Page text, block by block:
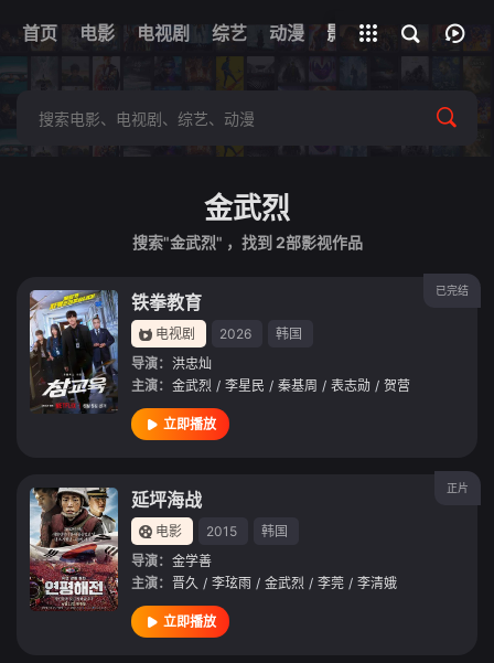
首页 电影 电视剧 综艺 动漫 影视
全部影片
金武烈
搜索"金武烈" ，找到 2部影视作品
已完结
铁拳教育
电视剧 2026
韩国
导演： 洪忠灿
主演： 金武烈 / 李星民 / 秦基周 / 表志勋 / 贺营
立即播放
正片
延坪海战
电影 2015
韩国
导演： 金学善
主演： 晋久 / 李玹雨 / 金武烈 / 李莞 / 李清娥
立即播放